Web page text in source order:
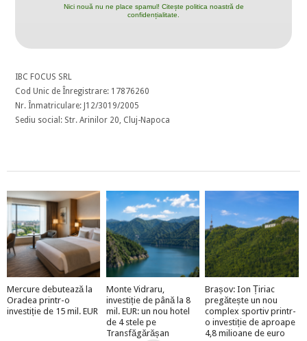
Nici nouă nu ne place spamul! Citește politica noastră de
confidențialitate.
IBC FOCUS SRL
Cod Unic de Înregistrare: 17876260
Nr. Înmatriculare: J12/3019/2005
Sediu social: Str. Arinilor 20, Cluj-Napoca
Mercure debutează la
Oradea printr-o
investiție de 15 mil. EUR
Monte Vidraru,
investiție de până la 8
mil. EUR: un nou hotel
de 4 stele pe
Transfăgărășan
Brașov: Ion Țiriac
pregătește un nou
complex sportiv printr-
o investiție de aproape
4,8 milioane de euro